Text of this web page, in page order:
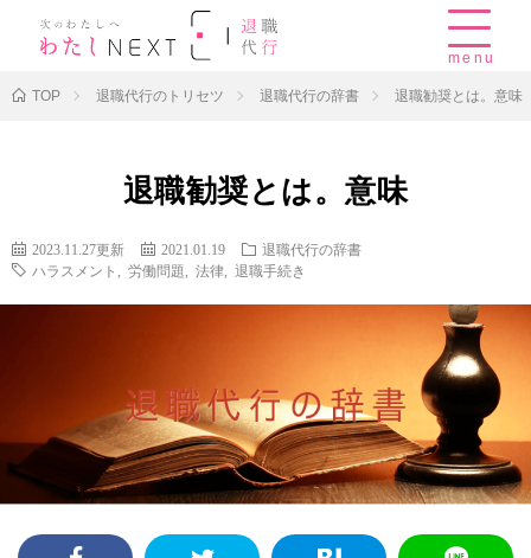
menu
TOP 退職代行のトリセツ 退職代行の辞書 退職勧奨とは。意味
退職勧奨とは。意味
2023.11.27更新 2021.01.19
退職代行の辞書
ハラスメント
労働問題 法律 退職手続き